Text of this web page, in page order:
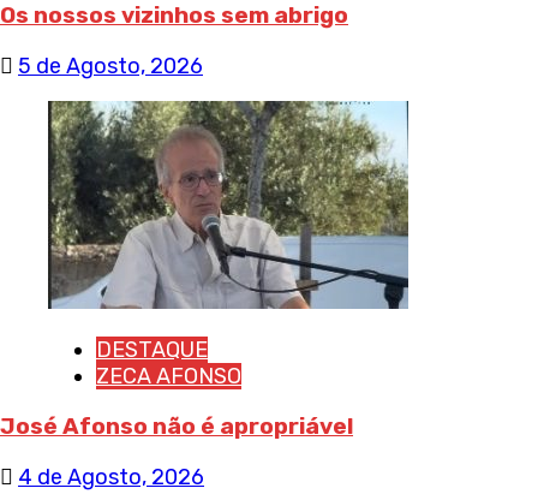
Os nossos vizinhos sem abrigo
5 de Agosto, 2026
DESTAQUE
ZECA AFONSO
José Afonso não é apropriável
4 de Agosto, 2026